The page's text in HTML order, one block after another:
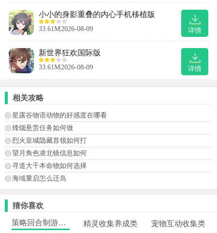
详情
小小的身影重叠的内心手机移植版
33.61M2026-08-09
详情
新世界狂欢国际版
33.61M2026-08-09
相关攻略
星露谷物语动物的好感度在哪看
烽烟悬赏任务如何做
烈火皇城隐藏首领如何打
望月角色凌北镜信息如何
寻道大千本命物如何选择
海域重启怎么迁岛
猜你喜欢
策略回合制游戏大全 精灵收集养成类
宠物互动收集类